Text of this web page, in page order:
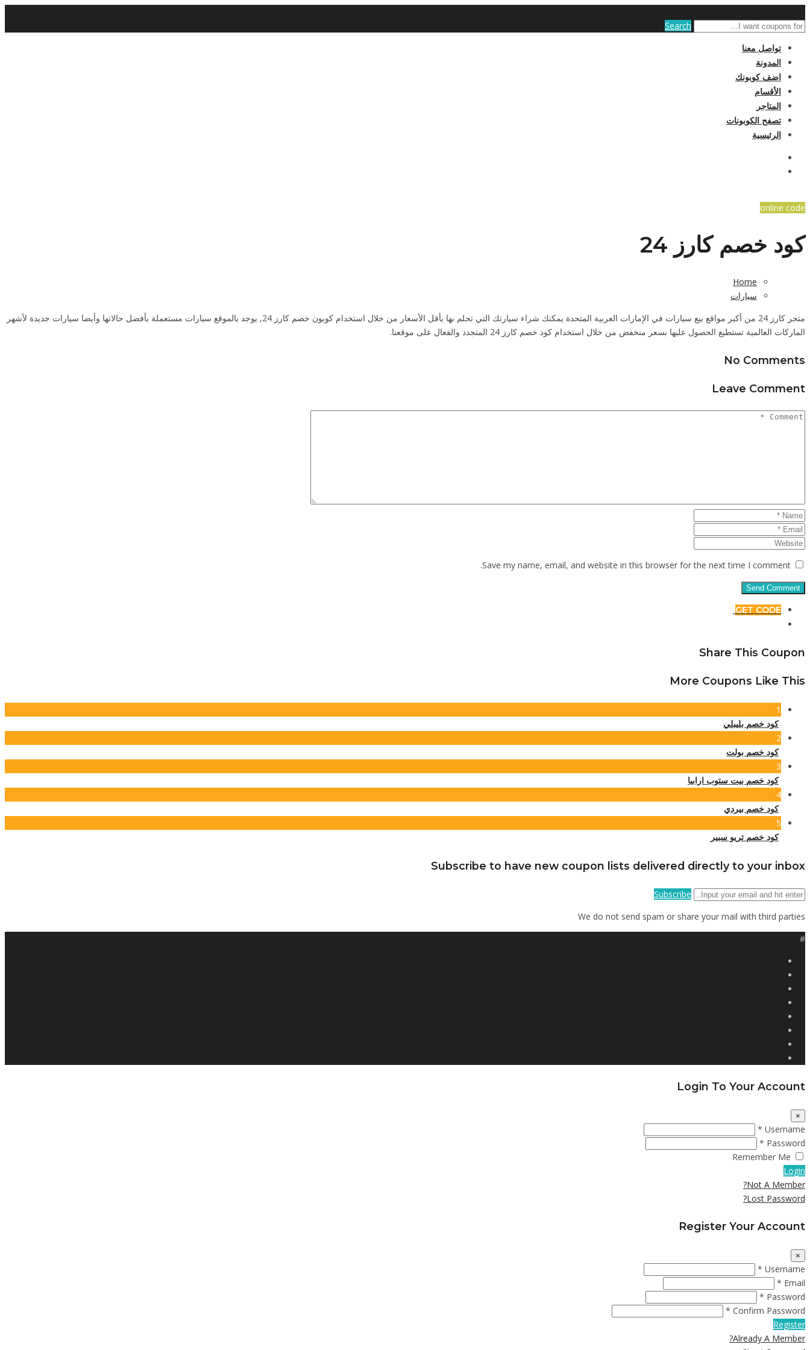
Search
تواصل معنا
المدونة
اضف كوبونك
الأقسام
المتاجر
تصفح الكوبونات
الرئيسية
online code
كود خصم كارز 24
Home
سيارات
متجر كارز 24 من أكبر مواقع بيع سيارات في الإمارات العربية المتحدة يمكنك شراء سيارتك التي تحلم بها بأقل الأسعار من خلال استخدام كوبون خصم كارز 24, يوجد بالموقع سيارات مستعملة بأفضل حالاتها وأيضا سيارات جديدة لأشهر
الماركات العالمية تستطيع الحصول عليها بسعر منخفض من خلال استخدام كود خصم كارز 24 المتجدد والفعال على موقعنا.
No Comments
Leave Comment
Save my name, email, and website in this browser for the next time I comment.
GET CODE
Share This Coupon
More Coupons Like This
1
كود خصم بليبلي
2
كود خصم بولت
3
كود خصم بيت ستوب ارابيا
4
كود خصم بيردي
5
كود خصم تريو سبير
Subscribe to have new coupon lists delivered directly to your inbox
Subscribe
We do not send spam or share your mail with third parties
#
Login To Your Account
×
Username *
Password *
Remember Me
Login
Not A Member?
Lost Password?
Register Your Account
×
Username *
Email *
Password *
Confirm Password *
Register
Already A Member?